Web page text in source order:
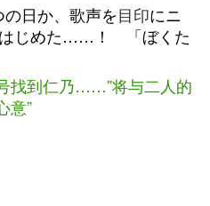
日か、歌声を目印にニ
はじめた……！ 「ぼくた
找到仁乃……”将与二人的
意”